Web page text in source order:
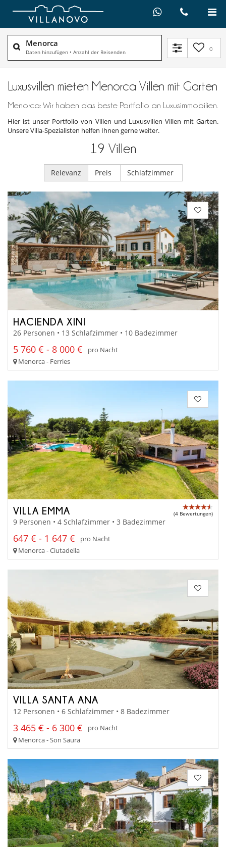
Menorca
Daten hinzufügen • Anzahl der Reisenden 0
Luxusvillen mieten Menorca Villen mit Garten
Menorca: Wir haben das beste Portfolio an Luxusimmobilien.
Hier ist unser Portfolio von Villen und Luxusvillen Villen mit Garten.
Unsere Villa-Spezialisten helfen Ihnen gerne weiter.
19 Villen
Relevanz Preis Schlafzimmer
HACIENDA XINI
26 Personen • 13 Schlafzimmer • 10 Badezimmer
5 760 € - 8 000 €
pro Nacht
Menorca - Ferries
VILLA EMMA (4 Bewertungen)
9 Personen • 4 Schlafzimmer • 3 Badezimmer
647 € - 1 647 €
pro Nacht
Menorca - Ciutadella
VILLA SANTA ANA
12 Personen • 6 Schlafzimmer • 8 Badezimmer
3 465 € - 6 300 €
pro Nacht
Menorca - Son Saura